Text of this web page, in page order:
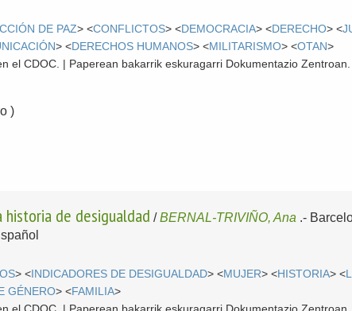
DE PAZ> <CONFLICTOS> <DEMOCRACIA> <DERECHO> <
> <DERECHOS HUMANOS> <MILITARISMO> <OTAN>
el CDOC. | Paperean bakarrik eskuragarri Dokumentazio Zentroan.
)
historia de desigualdad /BERNAL-TRIVIÑO, Ana .-
> <INDICADORES DE DESIGUALDAD> <MUJER> <HISTORIA> <
GÉNERO> <FAMILIA>